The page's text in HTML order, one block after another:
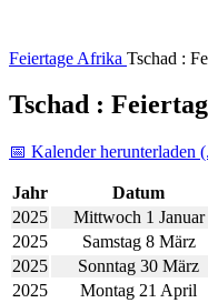
Feiertage Afrika Tschad :
Tschad :
📅 Kalender herunterladen
Jahr Datum
2025
Mittwoch 1 Januar
2025
Samstag 8 März
2025
Sonntag 30 März
2025
Montag 21 April